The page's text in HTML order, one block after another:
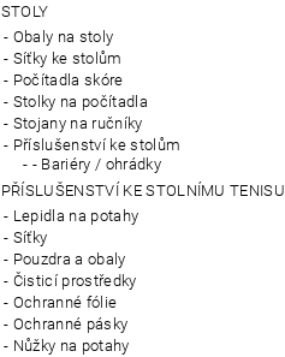
STOLY
Obaly na stoly
Síťky ke stolům
Počítadla skóre
Stolky na počítadla
Stojany na ručníky
Příslušenství ke stolům
- Bariéry / ohrádky
PŘÍSLUŠENSTVÍ KE STOLNÍMU TENISU
Lepidla na potahy
Síťky
Pouzdra a obaly
Čisticí prostředky
Ochranné fólie
Ochranné pásky
Nůžky na potahy